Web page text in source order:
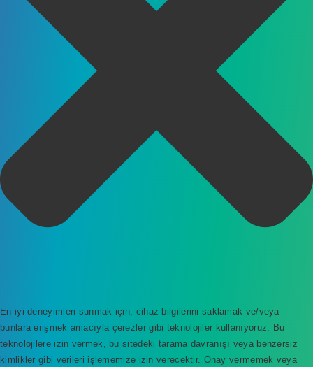
En iyi deneyimleri sunmak için, cihaz bilgilerini saklamak ve/veya
bunlara erişmek amacıyla çerezler gibi teknolojiler kullanıyoruz. Bu
teknolojilere izin vermek, bu sitedeki tarama davranışı veya benzersiz
kimlikler gibi verileri işlememize izin verecektir. Onay vermemek veya